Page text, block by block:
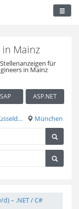
Mainz
für
in Mainz
SAP ASP.NET
München
– .NET / C#